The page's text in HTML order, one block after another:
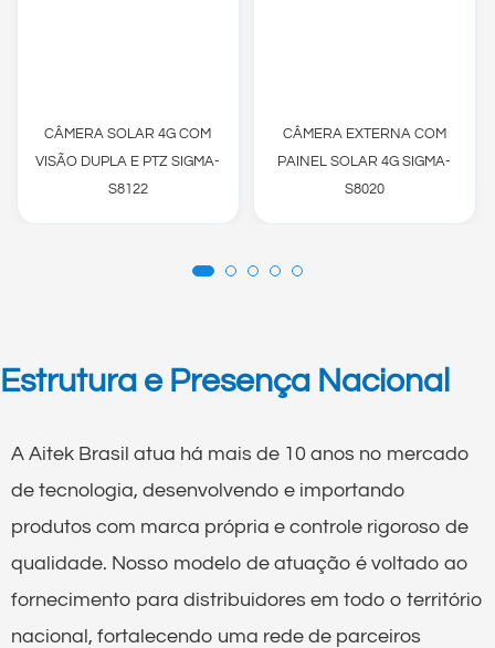
CÂMERA SOLAR 4G COM
VISÃO DUPLA E PTZ SIGMA-
S8122
CÂMERA EXTERNA COM
PAINEL SOLAR 4G SIGMA-
S8020
Estrutura e Presença Nacional
A Aitek Brasil atua há mais de 10 anos no mercado
de tecnologia, desenvolvendo e importando
produtos com marca própria e controle rigoroso de
qualidade. Nosso modelo de atuação é voltado ao
fornecimento para distribuidores em todo o território
nacional, fortalecendo uma rede de parceiros